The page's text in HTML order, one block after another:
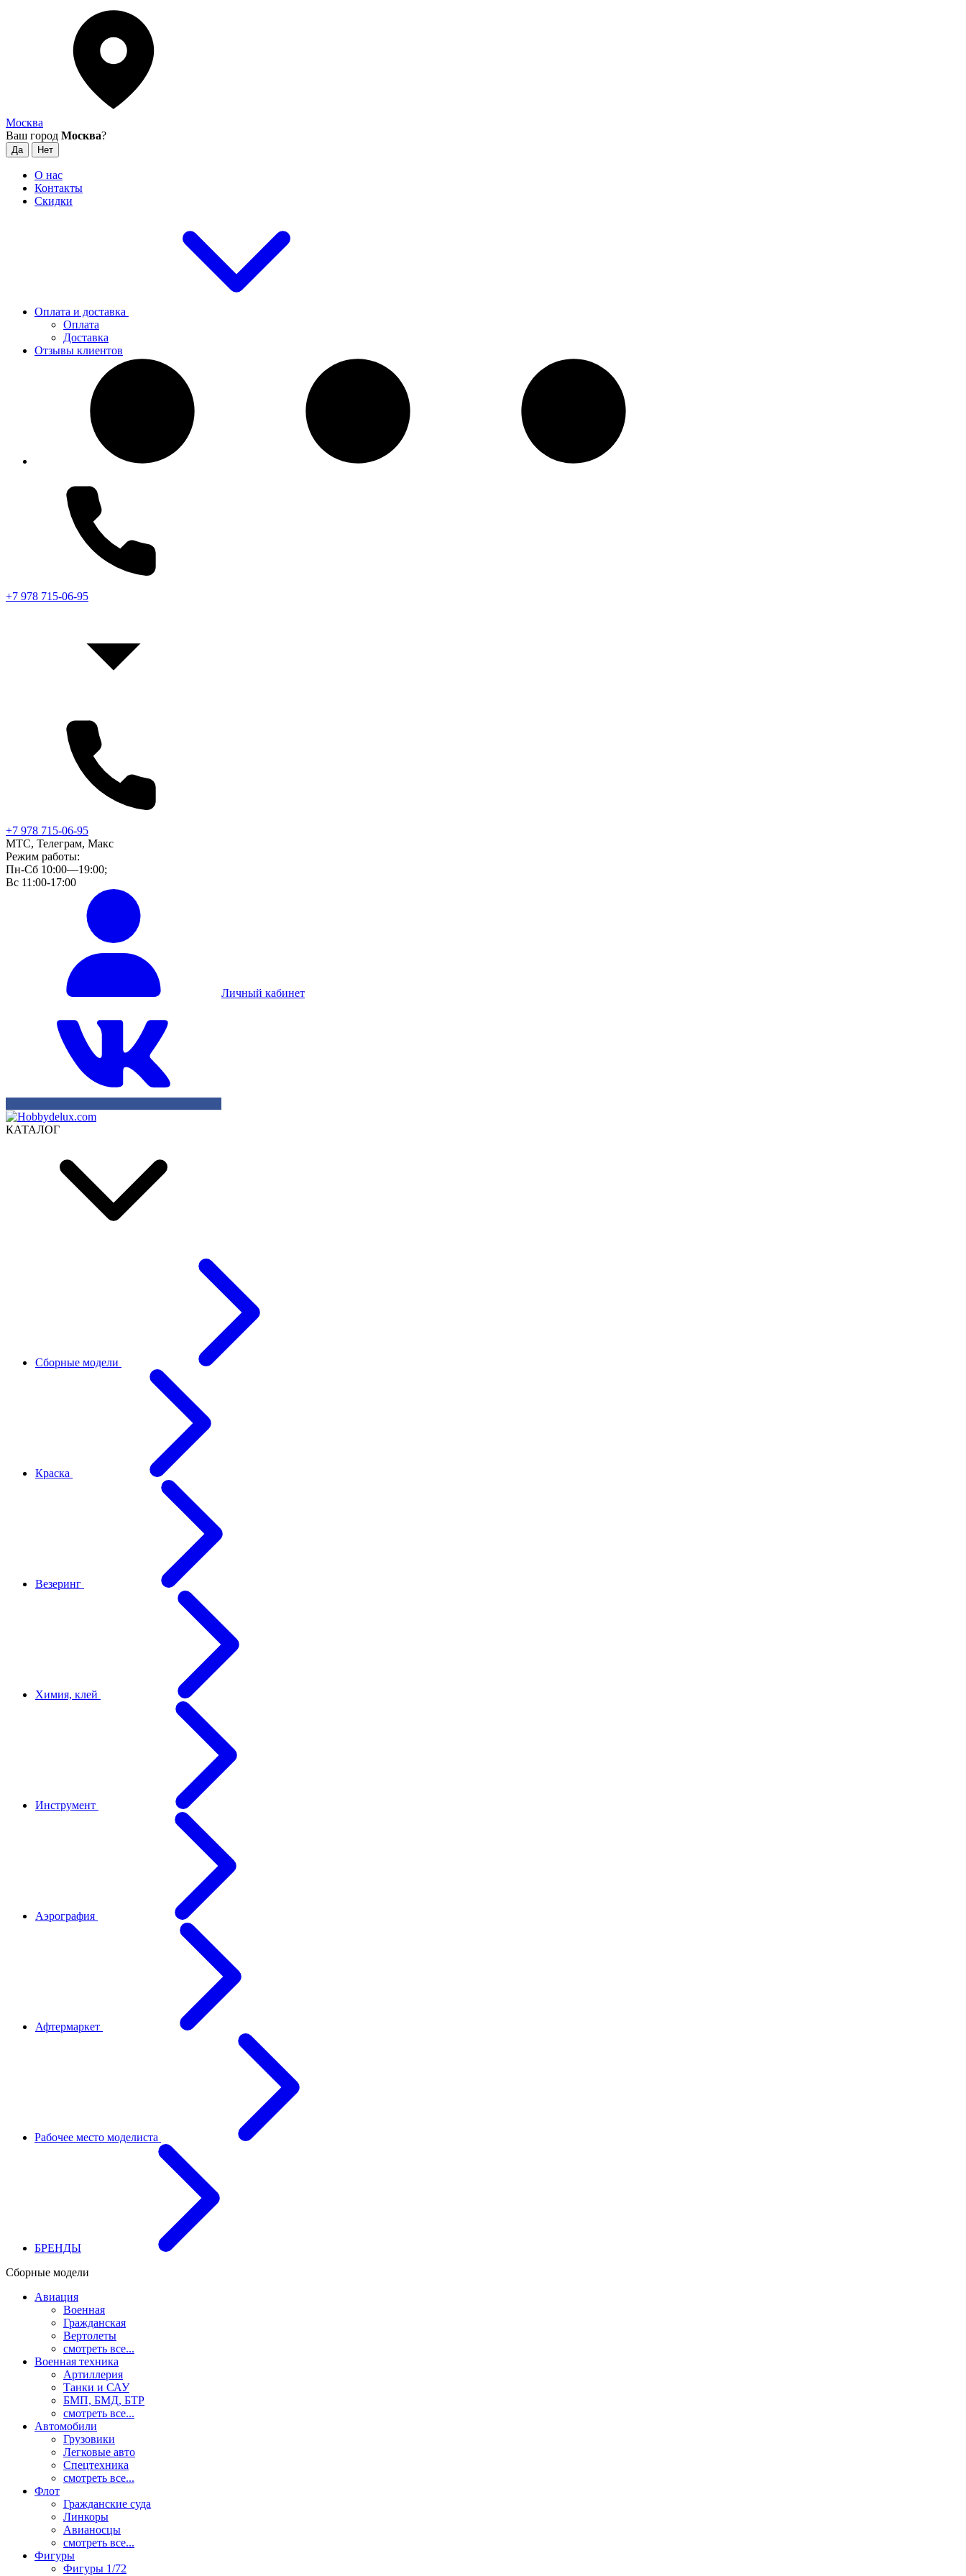
Москва
Ваш город Москва?
О нас
Контакты
Скидки
Оплата и доставка
Оплата
Доставка
Отзывы клиентов
+7 978 715-06-95
+7 978 715-06-95
МТС, Телеграм, Макс
Режим работы:
Пн-Сб 10:00—19:00;
Вс 11:00-17:00
Личный кабинет
КАТАЛОГ
Сборные модели
Краска
Везеринг
Химия, клей
Инструмент
Аэрография
Афтермаркет
Рабочее место моделиста
БРЕНДЫ
Сборные модели
Авиация
Военная
Гражданская
Вертолеты
смотреть все...
Военная техника
Артиллерия
Танки и САУ
БМП, БМД, БТР
смотреть все...
Автомобили
Грузовики
Легковые авто
Спецтехника
смотреть все...
Флот
Гражданские суда
Линкоры
Авианосцы
смотреть все...
Фигуры
Фигуры 1/72